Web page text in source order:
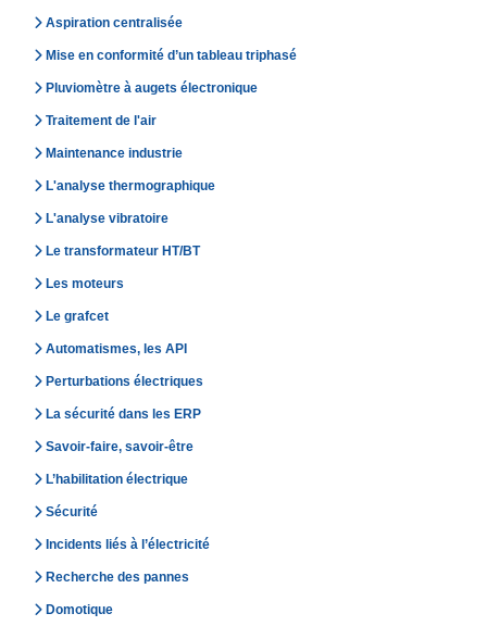
Aspiration centralisée
Mise en conformité d’un tableau triphasé
Pluviomètre à augets électronique
Traitement de l'air
Maintenance industrie
L'analyse thermographique
L'analyse vibratoire
Le transformateur HT/BT
Les moteurs
Le grafcet
Automatismes, les API
Perturbations électriques
La sécurité dans les ERP
Savoir-faire, savoir-être
L’habilitation électrique
Sécurité
Incidents liés à l’électricité
Recherche des pannes
Domotique